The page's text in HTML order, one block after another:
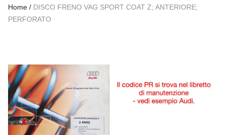
Home
DISCO FRENO VAG SPORT COAT Z; ANTERIORE;
PERFORATO